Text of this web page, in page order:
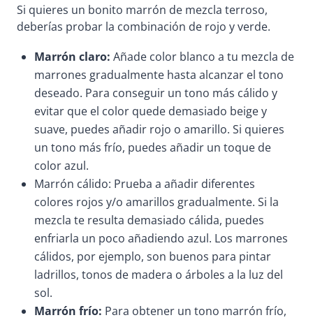
Si quieres un bonito marrón de mezcla terroso,
deberías probar la combinación de rojo y verde.
Marrón claro: Añade color blanco a tu mezcla de
marrones gradualmente hasta alcanzar el tono
deseado. Para conseguir un tono más cálido y
evitar que el color quede demasiado beige y
suave, puedes añadir rojo o amarillo. Si quieres
un tono más frío, puedes añadir un toque de
color azul.
Marrón cálido: Prueba a añadir diferentes
colores rojos y/o amarillos gradualmente. Si la
mezcla te resulta demasiado cálida, puedes
enfriarla un poco añadiendo azul. Los marrones
cálidos, por ejemplo, son buenos para pintar
ladrillos, tonos de madera o árboles a la luz del
sol.
Marrón frío: Para obtener un tono marrón frío,